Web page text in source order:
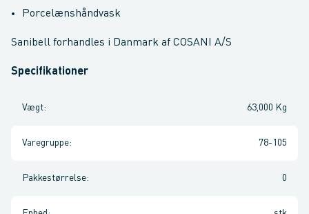
Porcelænshåndvask
Sanibell forhandles i Danmark af COSANI A/S
Specifikationer
Vægt: 63,000 Kg
Varegruppe: 78-105
Pakkestørrelse: 0